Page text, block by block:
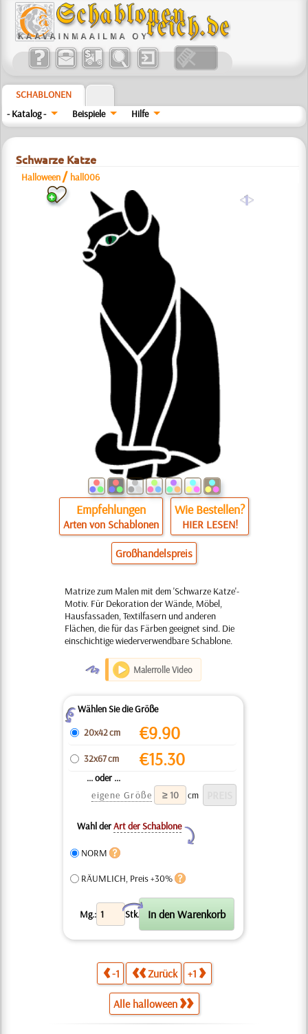
SCHABLONEN
- Katalog -
Beispiele Hilfe
Schwarze Katze
Halloween / hall006
a
Empfehlungen
Arten von Schablonen
Wie Bestellen?
HIER LESEN!
Großhandelspreis
Matrize zum Malen mit dem 'Schwarze Katze'-
Motiv. Für Dekoration der Wände, Möbel,
Hausfassaden, Textilfasern und anderen
Flächen, die für das Färben geeignet sind. Die
einschichtige wiederverwendbare Schablone.
O Malerrolle Video
ZWählen Sie die Größe
20x42 cm
€9.90
32x67 cm €15.30
... oder ...
eigene Größe
cm
Wahl derArt der Schablone
Y
NORM
RÄUMLICH, Preis +30%
Mg.: Stk.
X
-1 Zurück +1
Alle halloween